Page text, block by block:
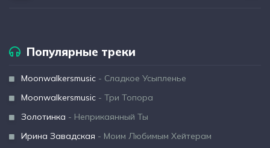
Популярные треки
Moonwalkersmusic - Сладкое Усыпленье
Moonwalkersmusic - Три Топора
Золотинка - Неприкаянный Ты
Ирина Завадская - Моим Любимым Хейтерам